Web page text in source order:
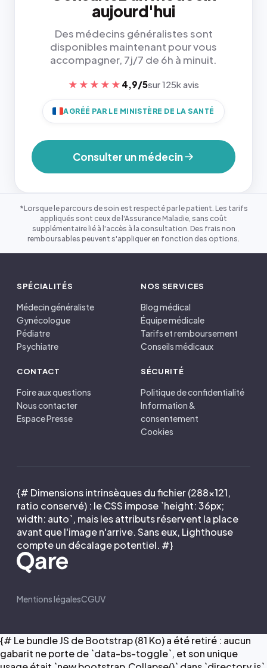
aujourd'hui
Des médecins généralistes sont
disponibles maintenant pour vous
accompagner, 7j/7 de 6h à minuit.
★★★★★ 4,9/5sur 125k avis
AGRÉÉ PAR LE MINISTÈRE DE LA SANTÉ
Consulter un médecin
*Lorsque le parcours de soin est respecté par le patient. Les tarifs
appliqués sont ceux de l'Assurance Maladie, sans coût
supplémentaire lié à l'accès à la consultation. Des frais non
remboursables peuvent s'appliquer en fonction des options.
SPÉCIALITÉS
Médecin généraliste
Gynécologue
Pédiatre
Psychiatre
NOS SERVICES
Blog médical
Équipe médicale
Tarifs et remboursement
Conseils médicaux
CONTACT
Foire aux questions
Nous contacter
Espace Presse
SÉCURITÉ
Politique de confidentialité
Information &
consentement
Cookies
{# Dimensions intrinsèques du fichier (288×121,
ratio conservé) : le CSS impose `height: 36px;
width: auto`, mais les attributs réservent la place
avant que l'image n'arrive. Sans eux, Lighthouse
compte un décalage potentiel. #}
Mentions légalesCGUV
{# Le bundle JS de Bootstrap (81 Ko) a été retiré : aucun
gabarit ne porte de `data-bs-toggle`, et son unique